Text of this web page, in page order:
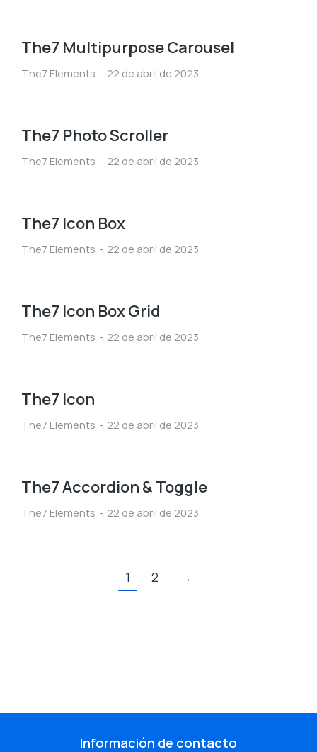
The7 Multipurpose Carousel
The7 Elements 22 de abril de 2023
The7 Photo Scroller
The7 Elements 22 de abril de 2023
The7 Icon Box
The7 Elements 22 de abril de 2023
The7 Icon Box Grid
The7 Elements 22 de abril de 2023
The7 Icon
The7 Elements 22 de abril de 2023
The7 Accordion & Toggle
The7 Elements 22 de abril de 2023
1 2 →
Información de contacto